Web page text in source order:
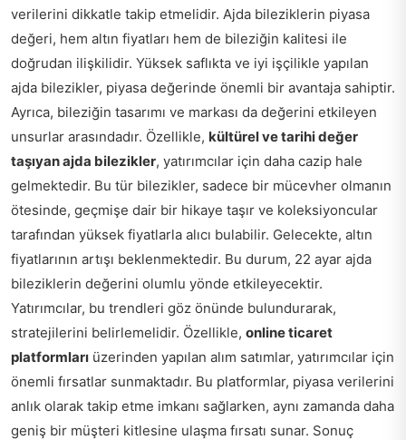
verilerini dikkatle takip etmelidir. Ajda bileziklerin piyasa
değeri, hem altın fiyatları hem de bileziğin kalitesi ile
doğrudan ilişkilidir. Yüksek saflıkta ve iyi işçilikle yapılan
ajda bilezikler, piyasa değerinde önemli bir avantaja sahiptir.
Ayrıca, bileziğin tasarımı ve markası da değerini etkileyen
unsurlar arasındadır. Özellikle, kültürel ve tarihi değer
taşıyan ajda bilezikler, yatırımcılar için daha cazip hale
gelmektedir. Bu tür bilezikler, sadece bir mücevher olmanın
ötesinde, geçmişe dair bir hikaye taşır ve koleksiyoncular
tarafından yüksek fiyatlarla alıcı bulabilir. Gelecekte, altın
fiyatlarının artışı beklenmektedir. Bu durum, 22 ayar ajda
bileziklerin değerini olumlu yönde etkileyecektir.
Yatırımcılar, bu trendleri göz önünde bulundurarak,
stratejilerini belirlemelidir. Özellikle, online ticaret
platformları üzerinden yapılan alım satımlar, yatırımcılar için
önemli fırsatlar sunmaktadır. Bu platformlar, piyasa verilerini
anlık olarak takip etme imkanı sağlarken, aynı zamanda daha
geniş bir müşteri kitlesine ulaşma fırsatı sunar. Sonuç